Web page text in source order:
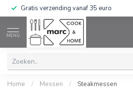
Gratis verzending vanaf 35 euro
MENU
Home / Messen / Steakmessen